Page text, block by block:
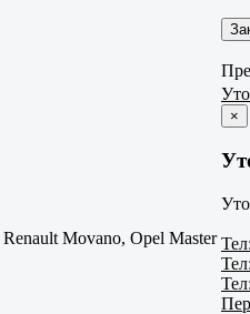
Renault Movano, Opel Master
×